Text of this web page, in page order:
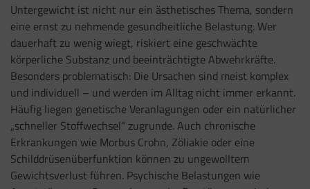
Untergewicht ist nicht nur ein ästhetisches Thema, sondern
eine ernst zu nehmende gesundheitliche Belastung. Wer
dauerhaft zu wenig wiegt, riskiert eine geschwächte
körperliche Substanz und beeinträchtigte Abwehrkräfte.
Besonders problematisch: Die Ursachen sind meist komplex
und individuell – und werden im Alltag nicht immer erkannt.
Häufig liegen genetische Veranlagungen oder ein natürlicher
„schneller Stoffwechsel“ zugrunde. Auch chronische
Erkrankungen wie Morbus Crohn, Zöliakie oder eine
Schilddrüsenüberfunktion können zu ungewolltem
Gewichtsverlust führen. Psychische Belastungen wie